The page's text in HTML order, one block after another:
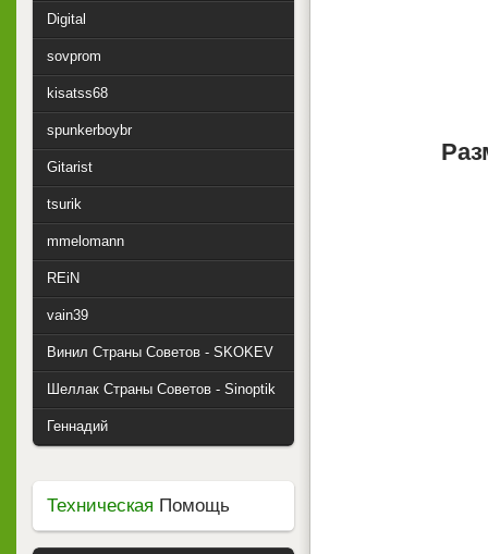
Digital
sovprom
kisatss68
spunkerboybr
Gitarist
tsurik
mmelomann
REiN
vain39
Винил Страны Советов - SKOKEV
Шеллак Страны Советов - Sinoptik
Геннадий
Техническая Помощь